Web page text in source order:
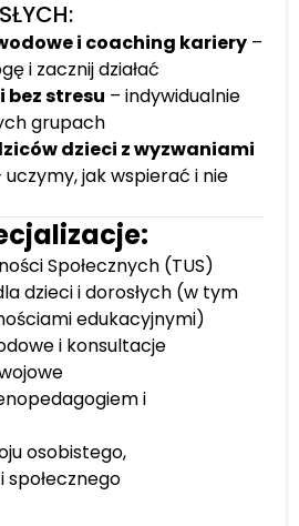
i coaching kariery –
i zacznij działać
bez stresu – indywidualnie
grupach
dzieci z wyzwaniami
uczymy, jak wspierać i nie
Społecznych (TUS)
dzieci i dorosłych (w tym
edukacyjnymi)
i konsultacje
i
osobistego,